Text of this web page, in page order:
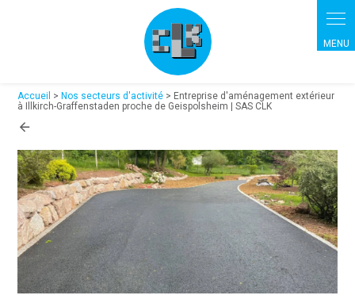
Accueil > Nos secteurs d'activité > Entreprise d'aménagement extérieur
à Illkirch-Graffenstaden proche de Geispolsheim | SAS CLK
Panneau de gestion des cookies